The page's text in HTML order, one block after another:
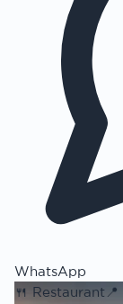
WhatsApp
🍴 Restaurant 📍